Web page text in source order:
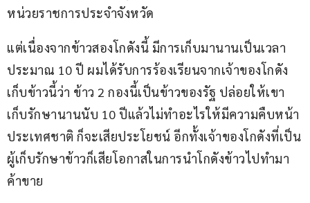
หน่วยราชการประจำจังหวัด
แต่เนื่องจากข้าวสองโกดังนี้ มีการเก็บมานานเป็นเวลา
ประมาณ 10 ปี ผมได้รับการร้องเรียนจากเจ้าของโกดัง
เก็บข้าวนี้ว่า ข้าว 2 กองนี้เป็นข้าวของรัฐ ปล่อยให้เขา
เก็บรักษานานนับ 10 ปีแล้วไม่ทำอะไรให้มีความคืบหน้า
ประเทศชาติ ก็จะเสียประโยชน์ อีกทั้งเจ้าของโกดังที่เป็น
ผู้เก็บรักษาข้าวก็เสียโอกาสในการนำโกดังข้าวไปทำมา
ค้าขาย